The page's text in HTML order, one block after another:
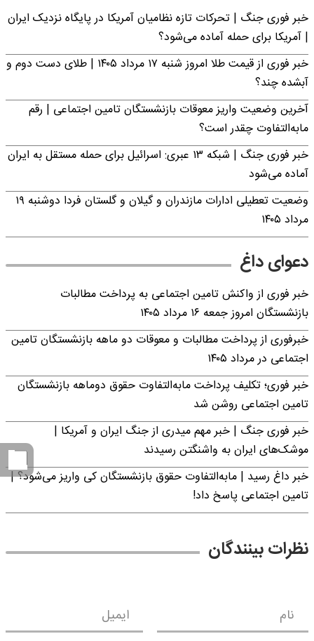
خبر فوری جنگ | تحرکات تازه نظامیان آمریکا در پایگاه نزدیک ایران
| آمریکا برای حمله آماده می‌شود؟
خبر فوری از قیمت طلا امروز شنبه ۱۷ مرداد ۱۴۰۵ | طلای دست دوم و
آبشده چند؟
آخرین وضعیت واریز معوقات بازنشستگان تامین اجتماعی | رقم
مابه‌التفاوت چقدر است؟
خبر فوری جنگ | شبکه ۱۳ عبری: اسرائیل برای حمله مستقل به ایران
آماده می‌شود
وضعیت تعطیلی ادارات مازندران و گیلان و گلستان فردا دوشنبه ۱۹
مرداد ۱۴۰۵
دعوای داغ
خبر فوری از واکنش تامین اجتماعی به پرداخت مطالبات
بازنشستگان امروز جمعه ۱۶ مرداد ۱۴۰۵
خبرفوری از پرداخت مطالبات و معوقات دو ماهه بازنشستگان تامین
اجتماعی در مرداد ۱۴۰۵
خبر فوری؛ تکلیف پرداخت مابه‌التفاوت حقوق دوماهه بازنشستگان
تامین اجتماعی روشن شد
خبر فوری جنگ | خبر مهم میدری از جنگ ایران و آمریکا |
موشک‌های ایران به واشنگتن رسیدند
خبر داغ رسید | مابه‌التفاوت حقوق بازنشستگان کی واریز می‌شود؟ |
تامین اجتماعی پاسخ داد!
نظرات بینندگان
نام ایمیل